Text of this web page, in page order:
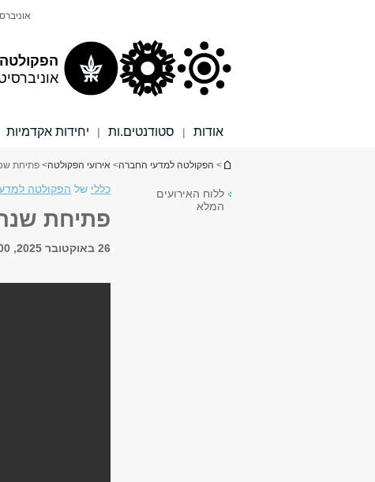
אודות | סטודנטים.ות | יחידות אקדמיות
הינך נמצא כאן
> הפקולטה למדעי החברה> אירועי הפקולטה> פתיחת
ללוח האירועים
המלא
כללי של הפקולטה
פתיחת
26 באוקטובר 2025, 8:00